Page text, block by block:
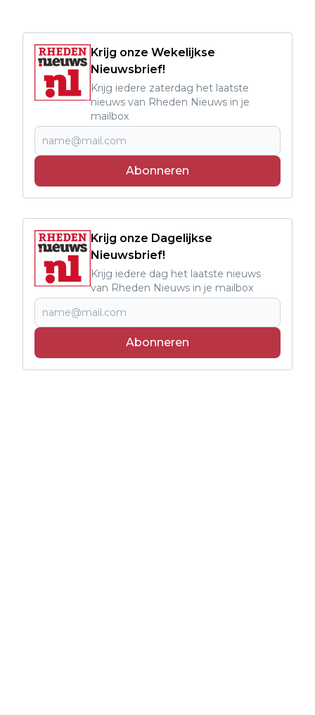
Krijg onze Wekelijkse
Nieuwsbrief!
Krijg iedere zaterdag het laatste
nieuws van Rheden Nieuws in je
mailbox
Abonneren
Krijg onze Dagelijkse
Nieuwsbrief!
Krijg iedere dag het laatste nieuws
van Rheden Nieuws in je mailbox
Abonneren